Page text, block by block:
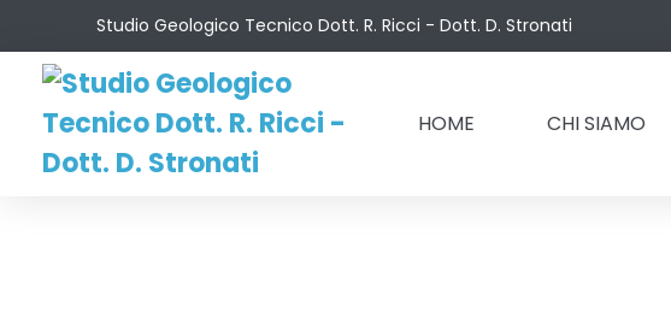
al
contenuto
Studio Geologico Tecnico Dott. R. Ricci - Dott. D. Stronati
HOME CHI SIAMO